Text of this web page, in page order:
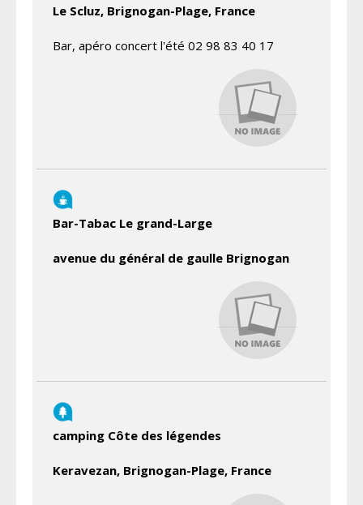
Le Scluz, Brignogan-Plage, France
Bar, apéro concert l'été 02 98 83 40 17
Bar-Tabac Le grand-Large
avenue du général de gaulle Brignogan
camping Côte des légendes
Keravezan, Brignogan-Plage, France